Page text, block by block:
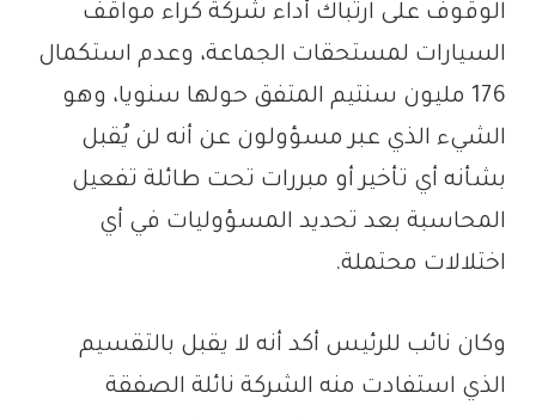
الوقوف على ارتباك أداء شركة كراء مواقف
السيارات لمستحقات الجماعة، وعدم استكمال
176 مليون سنتيم المتفق حولها سنويا، وهو
الشيء الذي عبر مسؤولون عن أنه لن يُقبل
بشأنه أي تأخير أو مبررات تحت طائلة تفعيل
المحاسبة بعد تحديد المسؤوليات في أي
اختلالات محتملة.
وكان نائب للرئيس أكد أنه لا يقبل بالتقسيم
الذي استفادت منه الشركة نائلة الصفقة